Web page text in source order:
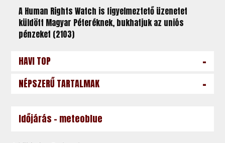
A Human Rights Watch is figyelmeztető üzenetet
küldött Magyar Péteréknek, bukhatjuk az uniós
pénzeket (2103)
HAVI TOP -
NÉPSZERŰ TARTALMAK -
Időjárás - meteoblue